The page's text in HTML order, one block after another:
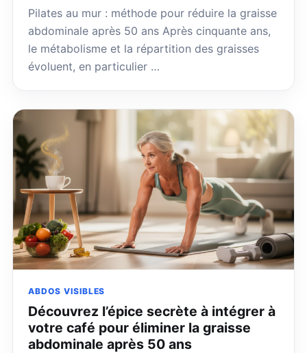
Pilates au mur : méthode pour réduire la graisse
abdominale après 50 ans Après cinquante ans,
le métabolisme et la répartition des graisses
évoluent, en particulier …
ABDOS VISIBLES
Découvrez l’épice secrète à intégrer à
votre café pour éliminer la graisse
abdominale après 50 ans